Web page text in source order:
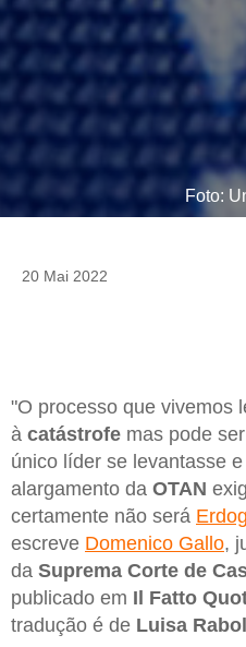
Foto:
20 Mai 2022
"O processo que vivemos
à catástrofe mas pode
único líder se levantasse
alargamento da OTAN
certamente não será
escreve Domenico Gallo,
da Suprema Corte de
publicado em Il Fatto
tradução é de Luisa